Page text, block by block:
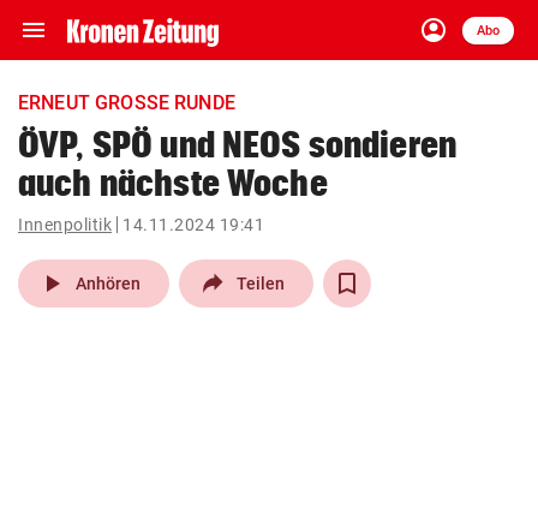
menu Navigation
ein-/ausklappen
account_circle
Anmelden
Abo
close Schließen
account_circle Anmelden
pin_drop
Wien arrow_right
ERNEUT GROSSE RUNDE
ÖVP, SPÖ und NEOS sondieren
auch nächste Woche
Innenpolitik 14.11.2024 19:41
play_arrow Anhören Teilen